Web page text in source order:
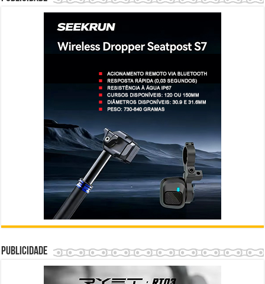
Publicidade